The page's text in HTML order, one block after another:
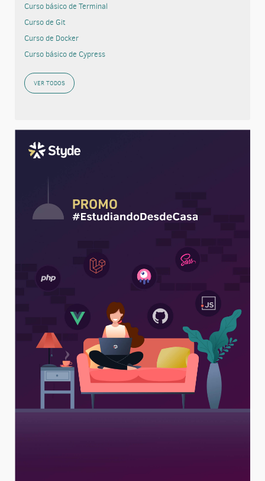
Curso básico de Terminal
Curso de Git
Curso de Docker
Curso básico de Cypress
VER TODOS